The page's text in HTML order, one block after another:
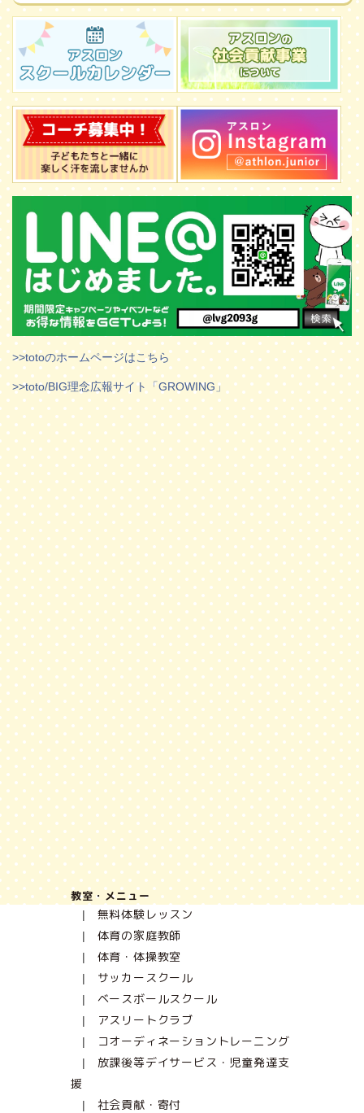
>>totoのホームページはこちら
>>toto/BIG理念広報サイト「GROWING」
教室・メニュー
無料体験レッスン
体育の家庭教師
体育・体操教室
サッカースクール
ベースボールスクール
アスリートクラブ
コオーディネーショントレーニング
放課後等デイサービス・児童発達支
援
社会貢献・寄付